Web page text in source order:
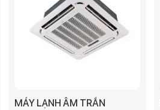
MÁY LẠNH ÂM TRẦN